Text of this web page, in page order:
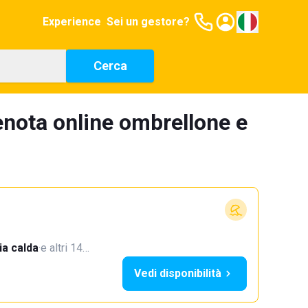
Experience Sei un gestore?
Cerca
online ombrellone e
calda·e altri 14…
Vedi disponibilità